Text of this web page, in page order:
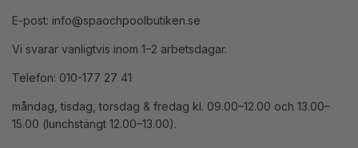
E-post: info@spaochpoolbutiken.se
Vi svarar vanligtvis inom 1–2 arbetsdagar.
Telefon: 010-177 27 41
måndag, tisdag, torsdag & fredag kl. 09.00–12.00 och 13.00–
15.00 (lunchstängt 12.00–13.00).